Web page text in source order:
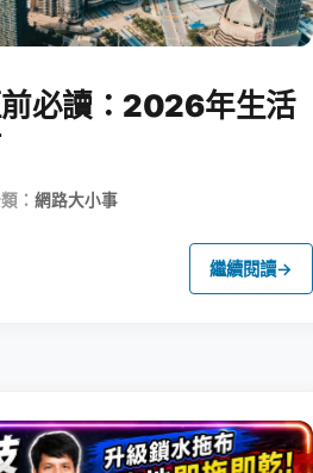
必讀：2026年生活
： 網路大小事
繼續閱讀→